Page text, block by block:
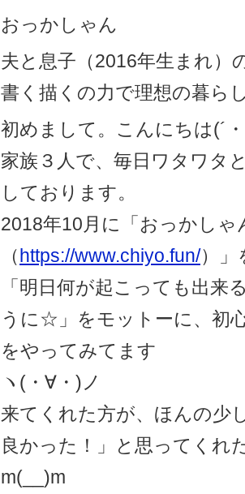
おっかしゃん
夫と息子（2016年生まれ）
書く描くの力で理想の暮ら
初めまして。こんにちは(´
家族３人で、毎日ワタワタ
しております。
2018年10月に「おっかしゃ
（ https://www.chiyo.fun/）」
「明日何が起こっても出来
うに☆」をモットーに、初
をやってみてます
ヽ(・∀・)ノ
来てくれた方が、ほんの少
良かった！」と思ってくれ
m(__)m